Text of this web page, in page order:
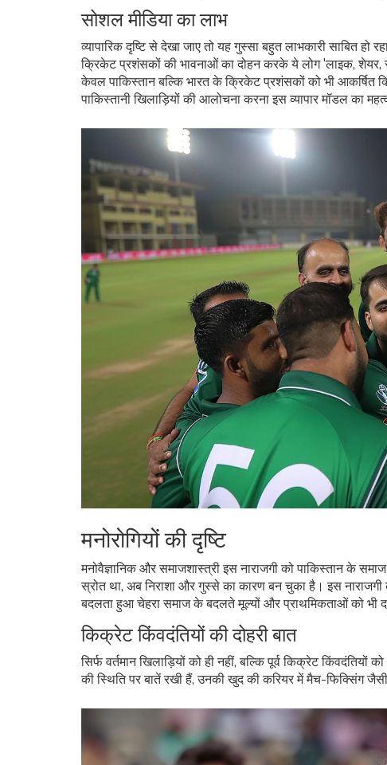
सोशल मीडिया का लाभ
व्यापारिक दृष्टि से देखा जाए तो यह गुस्सा बहुत लाभकारी साबित
क्रिकेट प्रशंसकों की भावनाओं का दोहन करके ये लोग 'लाइक, शेयर,
केवल पाकिस्तान बल्कि भारत के क्रिकेट प्रशंसकों को भी आकर्षित
पाकिस्तानी खिलाड़ियों की आलोचना करना इस व्यापार मॉडल का
मनोरोगियों की दृष्टि
मनोवैज्ञानिक और समाजशास्त्री इस नाराजगी को पाकिस्तान के
स्रोत था, अब निराशा और गुस्से का कारण बन चुका है। इस
बदलता हुआ चेहरा समाज के बदलते मूल्यों और प्राथमिकताओं को भी
किक्रेट किंवदंतियों की दोहरी बात
सिर्फ वर्तमान खिलाड़ियों को ही नहीं, बल्कि पूर्व किक्रेट
की स्थिति पर बातें रखी हैं, उनकी खुद की करियर में मैच-फिक्सिंग